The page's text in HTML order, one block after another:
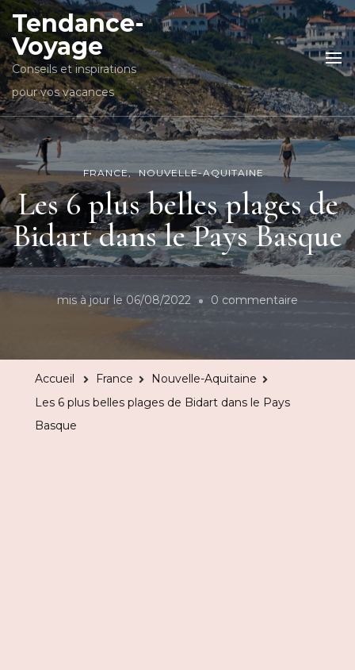
Tendance-
Voyage
Conseils et inspirations
pour vos vacances
FRANCE NOUVELLE-AQUITAINE
Les 6 plus belles plages de
Bidart dans le Pays Basque
mis à jour le 06/08/2022 0 commentaire sur
Accueil France
Nouvelle-Aquitaine
Les 6 plus belles plages de Bidart dans le Pays
Basque